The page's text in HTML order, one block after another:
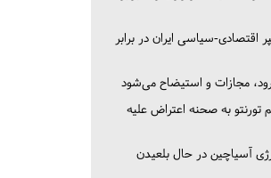
اقتصادی-سیاسی ایران در برابر
رود، مجازات و استیضاح می‌شود
تورنتو به صحنه اعتراض علیه
آسیاچین در حال بلعیدن